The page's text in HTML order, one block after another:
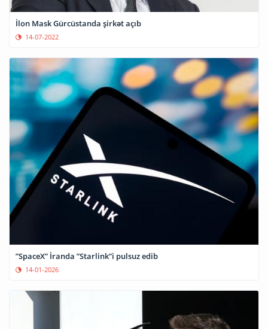
İlon Mask Gürcüstanda şirkət açıb
14-07-2022
”SpaceX” İranda ”Starlink”i pulsuz edib
14-01-2026